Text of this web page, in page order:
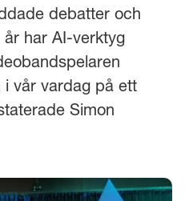
debatter och
har AI-verktyg
i vår vardag på ett
Simon